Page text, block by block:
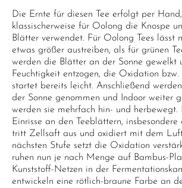
Die Ernte für diesen Tee erfolgt per
klassischerweise für Oolong die Knospe
Blätter verwendet. Für Oolong Tees lässt
etwas größer austreiben, als für grünen
werden die Blätter an der Sonne gewelkt
Feuchtigkeit entzogen, die Oxidation bzw.
startet bereits leicht. Anschließend
der Sonne genommen und Indoor weiter
werden sie mehrfach hin- und herbewegt.
Einrisse an den Teeblättern,
tritt Zellsaft aus und oxidiert mit dem
nächsten Stufe setzt die Oxidation
ruhen nun je nach Menge auf Bambus-
Kunststoff-Netzen in der
entwickeln eine rötlich-braune Farbe an